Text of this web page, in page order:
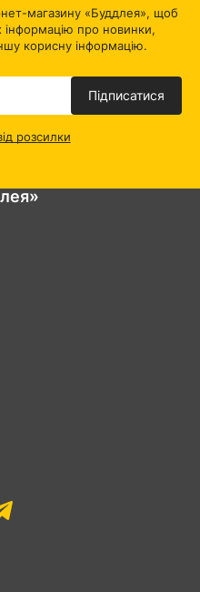
магазину «Буддлея», щоб
про новинки,
корисну інформацію.
Підписатися
розсилки